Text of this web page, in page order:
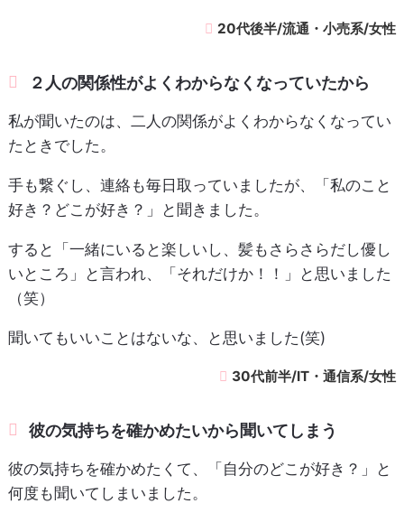
20代後半/流通・小売系/女性
２人の関係性がよくわからなくなっていたから
私が聞いたのは、二人の関係がよくわからなくなってい
たときでした。
手も繋ぐし、連絡も毎日取っていましたが、「私のこと
好き？どこが好き？」と聞きました。
すると「一緒にいると楽しいし、髪もさらさらだし優し
いところ」と言われ、「それだけか！！」と思いました
（笑）
聞いてもいいことはないな、と思いました(笑)
30代前半/IT・通信系/女性
彼の気持ちを確かめたいから聞いてしまう
彼の気持ちを確かめたくて、「自分のどこが好き？」と
何度も聞いてしまいました。